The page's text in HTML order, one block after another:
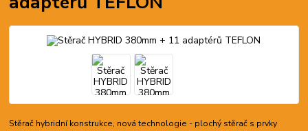
Stěrač hybridní konstrukce, nová technologie - plochý stěrač s prvky